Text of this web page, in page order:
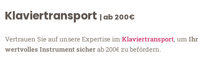
Klaviertransport | ab 200€
Vertrauen Sie auf unsere Expertise im Klaviertransport, um Ihr
wertvolles Instrument sicherab 200€ zu befördern.